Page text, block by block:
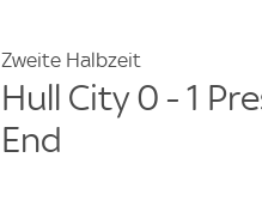
Zweite Halbzeit
Hull City 0 - 1
End